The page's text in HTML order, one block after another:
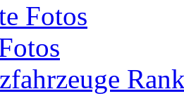
Fotos